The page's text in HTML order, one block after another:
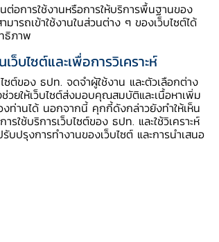
กอบ
ดาวน์โหลดข่าว PDF
ต่อการใช้งานหรือการให้บริการพื้นฐานของ
มารถเข้าใช้งานในส่วนต่าง ๆ ของเว็บไซต์ได้
ธิภาพ
ว็บไซต์และเพื่อการวิเคราะห์
ซต์ของ ธปท. จดจำผู้ใช้งาน และตัวเลือกต่าง
วยให้เว็บไซต์ส่งมอบคุณสมบัติและเนื้อหาเพิ่ม
งท่านได้ นอกจากนี้ คุกกี้ดังกล่าวยังทำให้เห็น
ใช้บริการเว็บไซต์ของ ธปท. และใช้วิเคราะห์
บปรุงการทำงานของเว็บไซต์ และการนำเสนอ